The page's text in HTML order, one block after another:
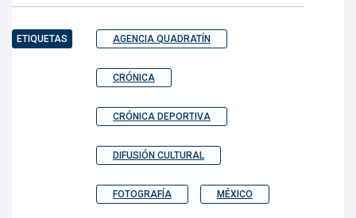
ETIQUETAS AGENCIA QUADRATÍN
CRÓNICA
CRÓNICA DEPORTIVA
DIFUSIÓN CULTURAL
FOTOGRAFÍA MÉXICO